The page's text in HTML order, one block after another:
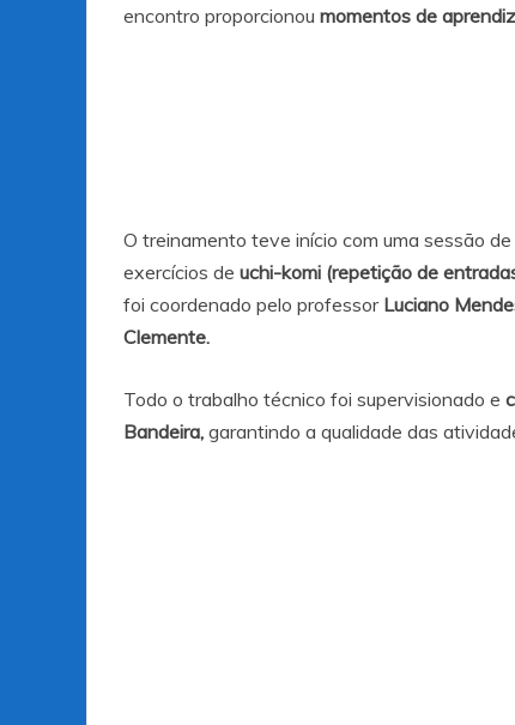
encontro proporcionou momentos de
O treinamento teve início com uma sessão de
exercícios de uchi-komi (repetição de
foi coordenado pelo professor Luciano
Clemente.
Todo o trabalho técnico foi supervisionado e
Bandeira, garantindo a qualidade das